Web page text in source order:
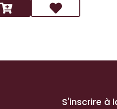
S'inscrire à